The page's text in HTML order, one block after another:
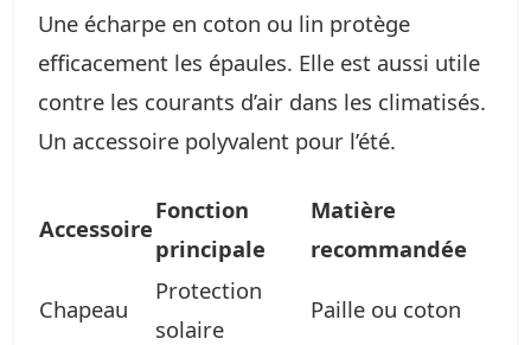
Une écharpe en coton ou lin protège
efficacement les épaules. Elle est aussi utile
contre les courants d’air dans les climatisés.
Un accessoire polyvalent pour l’été.
Accessoire
Fonction
principale
Matière
recommandée
Chapeau
Protection
solaire
Paille ou coton